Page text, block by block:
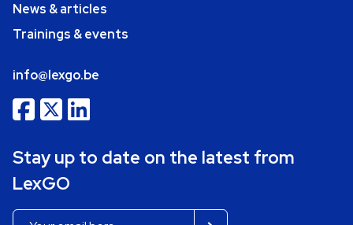
News & articles
Trainings & events
info@lexgo.be
Stay up to date on the latest from
LexGO